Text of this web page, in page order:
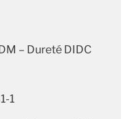
– Dureté DIDC
1